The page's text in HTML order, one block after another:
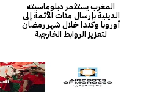
المغرب يستثمر دبلوماسيته
الدينية بإرسال مئات الأئمة إلى
أوروبا وكندا خلال شهر رمضان
لتعزيز الروابط الخارجية